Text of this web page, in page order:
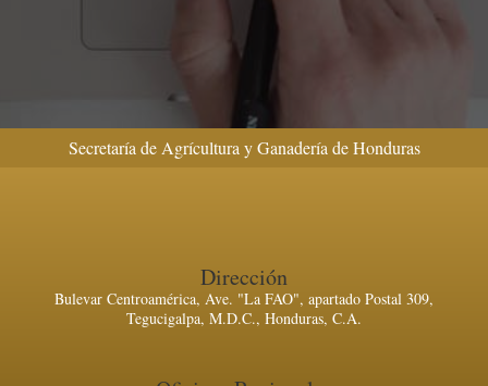
Secretaría de Agrícultura y Ganadería de Honduras
Dirección
Bulevar Centroamérica, Ave. "La FAO", apartado Postal 309,
Tegucigalpa, M.D.C., Honduras, C.A.